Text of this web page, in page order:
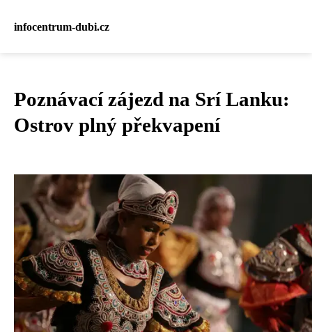
infocentrum-dubi.cz
Poznávací zájezd na Srí Lanku:
Ostrov plný překvapení